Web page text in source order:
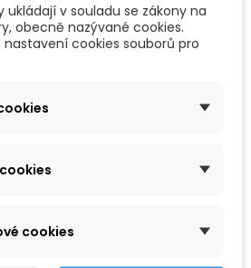
ukládají v souladu se zákony na
obecně nazývané cookies.
cookies souborů pro
cookies